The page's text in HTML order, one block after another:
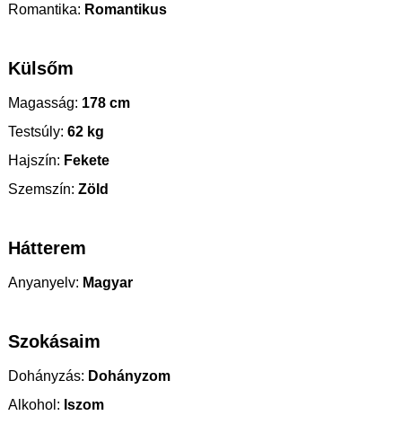
Romantika: Romantikus
Külsőm
Magasság: 178 cm
Testsúly: 62 kg
Hajszín: Fekete
Szemszín: Zöld
Hátterem
Anyanyelv: Magyar
Szokásaim
Dohányzás: Dohányzom
Alkohol: Iszom